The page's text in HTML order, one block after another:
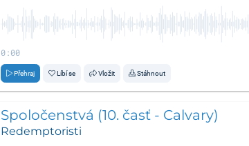
0:00
Přehraj Líbí se Vložit Stáhnout
Spoločenstvá (10. časť - Calvary)
Redemptoristi